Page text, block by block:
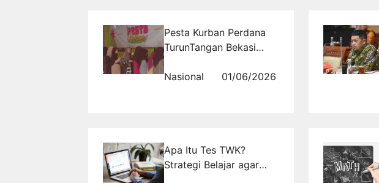
Pesta Kurban Perdana
TurunTangan Bekasi
Momen Idul Adha
Nasional 01/06/2026
Apa Itu Tes TWK?
Strategi Belajar agar